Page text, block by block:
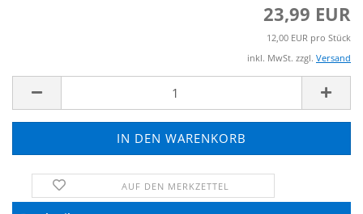
23,99 EUR
12,00 EUR pro Stück
inkl. MwSt. zzgl. Versand
AUF DEN MERKZETTEL